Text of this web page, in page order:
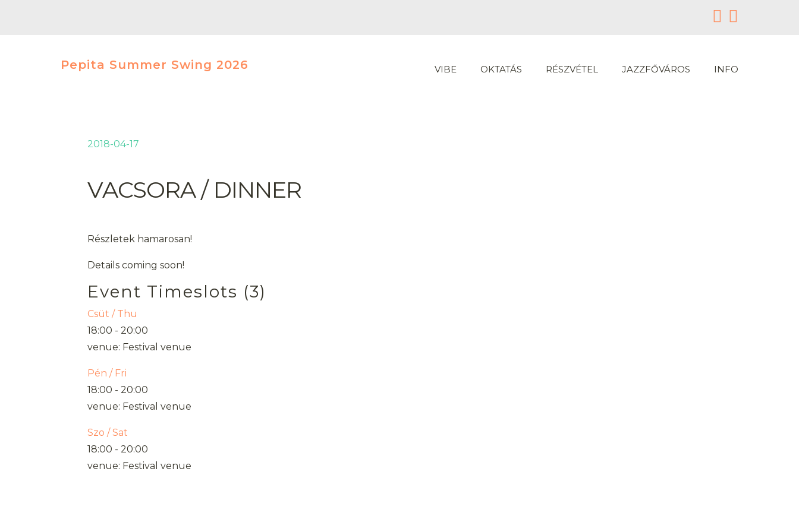
Pepita Summer Swing 2026 VIBE OKTATÁS RÉSZVÉTEL JAZZFŐVÁROS INFO
2018-04-17
VACSORA / DINNER
Részletek hamarosan!
Details coming soon!
Event Timeslots (3)
Csüt / Thu
18:00 - 20:00
venue: Festival venue
Pén / Fri
18:00 - 20:00
venue: Festival venue
Szo / Sat
18:00 - 20:00
venue: Festival venue